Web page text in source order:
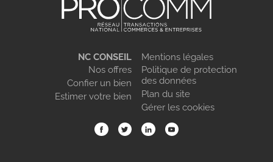
NC CONSEIL
Nos offres
Confier un bien
Estimer votre bien
Mentions légales
Politique de protection
des données
Plan du site
Gérer les cookies